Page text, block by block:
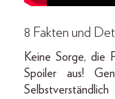
8 Fakten und
Keine Sorge, die
Spoiler aus!